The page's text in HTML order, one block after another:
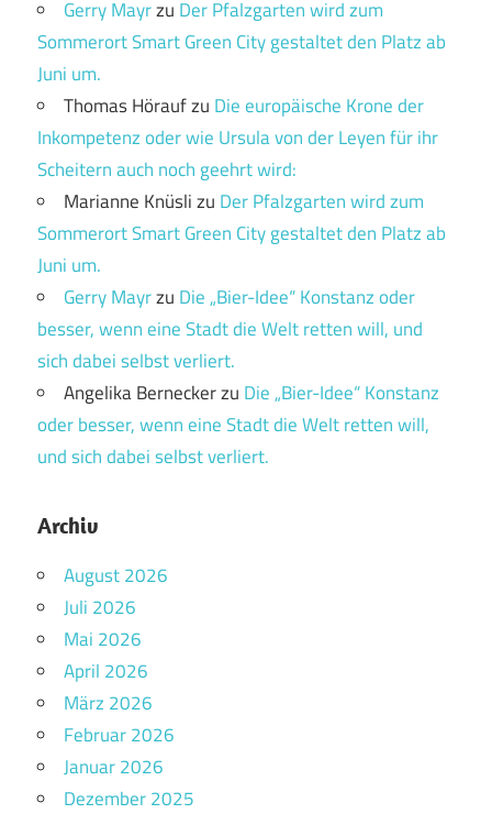
Gerry Mayrzu Der Pfalzgarten wird zum
Sommerort Smart Green City gestaltet den Platz ab
Juni um.
Thomas Höraufzu Die europäische Krone der
Inkompetenz oder wie Ursula von der Leyen für ihr
Scheitern auch noch geehrt wird:
Marianne Knüslizu Der Pfalzgarten wird zum
Sommerort Smart Green City gestaltet den Platz ab
Juni um.
Gerry Mayrzu Die „Bier-Idee“ Konstanz oder
besser, wenn eine Stadt die Welt retten will, und
sich dabei selbst verliert.
Angelika Berneckerzu Die „Bier-Idee“ Konstanz
oder besser, wenn eine Stadt die Welt retten will,
und sich dabei selbst verliert.
Archiv
August 2026
Juli 2026
Mai 2026
April 2026
März 2026
Februar 2026
Januar 2026
Dezember 2025